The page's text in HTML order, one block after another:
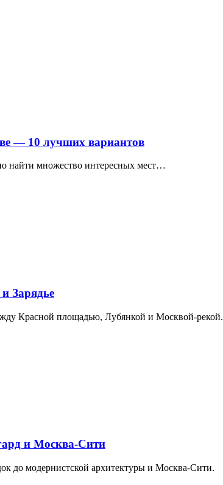
— 10 лучших вариантов
найти множество интересных мест…
Зарядье
Красной площадью, Лубянкой и Москвой-рекой.
и Москва-Сити
до модернистской архитектуры и Москва-Сити.